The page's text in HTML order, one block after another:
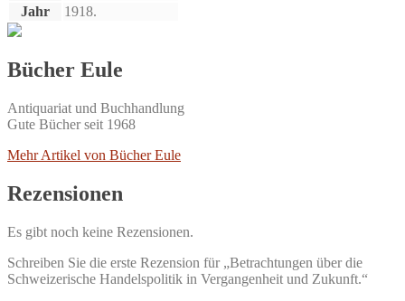
Jahr 1918.
Bücher Eule
Antiquariat und Buchhandlung
Gute Bücher seit 1968
Mehr Artikel von Bücher Eule
Rezensionen
Es gibt noch keine Rezensionen.
Schreiben Sie die erste Rezension für „Betrachtungen über die
Schweizerische Handelspolitik in Vergangenheit und Zukunft.“